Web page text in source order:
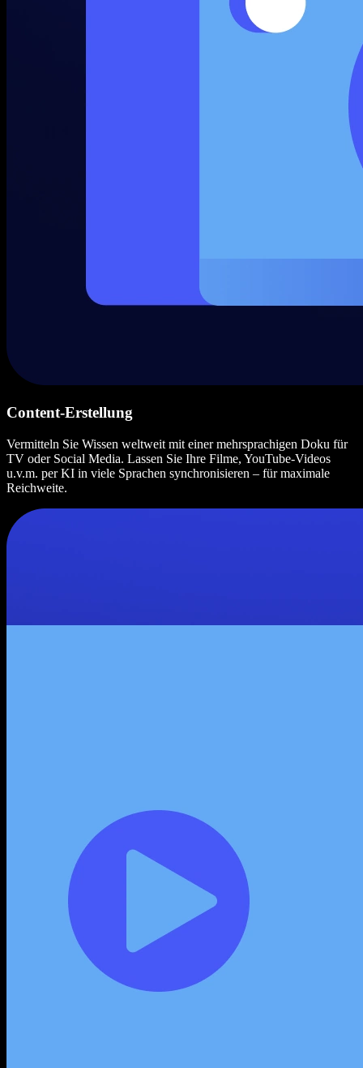
Content-Erstellung
Vermitteln Sie Wissen weltweit mit einer mehrsprachigen Doku für
TV oder Social Media. Lassen Sie Ihre Filme, YouTube-Videos
u.v.m. per KI in viele Sprachen synchronisieren – für maximale
Reichweite.